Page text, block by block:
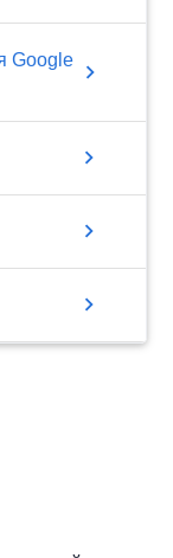
Google
chevron_right
chevron_right
chevron_right
chevron_right